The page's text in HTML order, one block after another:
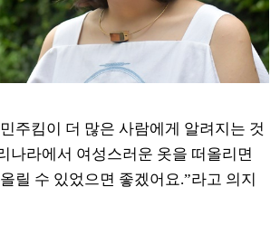
주킴이 더 많은 사람에게 알려지는 것
나라에서 여성스러운 옷을 떠올리면
릴 수 있었으면 좋겠어요.”라고 의지